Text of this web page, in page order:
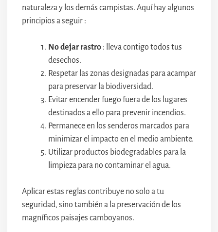
naturaleza y los demás campistas. Aquí hay algunos
principios a seguir :
No dejar rastro : lleva contigo todos tus
desechos.
Respetar las zonas designadas para acampar
para preservar la biodiversidad.
Evitar encender fuego fuera de los lugares
destinados a ello para prevenir incendios.
Permanece en los senderos marcados para
minimizar el impacto en el medio ambiente.
Utilizar productos biodegradables para la
limpieza para no contaminar el agua.
Aplicar estas reglas contribuye no solo a tu
seguridad, sino también a la preservación de los
magníficos paisajes camboyanos.